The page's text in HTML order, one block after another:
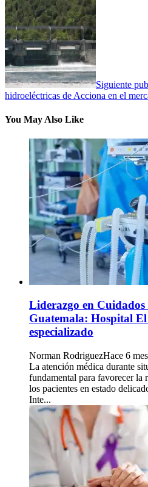
Siguiente
hidroeléctricas de Acciona en el
You May Also Like
Liderazgo en Cuidados
Guatemala: Hospital
especializado
Norman RodriguezHace 6
La atención médica durante
fundamental para favorecer la
los pacientes en estado
Inte...